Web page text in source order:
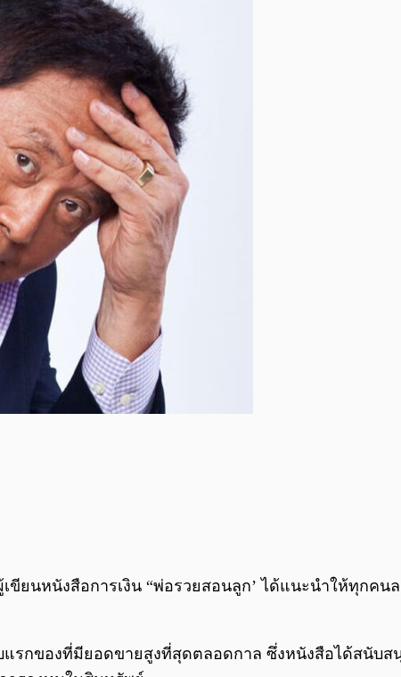
เขียนหนังสือการเงิน “พ่อรวยสอนลูก’ ได้แนะนำให้ทุกคน
รกของที่มียอดขายสูงที่สุดตลอดกาล ซึ่งหนังสือได้สนับสนุ